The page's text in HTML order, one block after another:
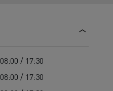
Managementul flotei și al
Cursuri pentru șoferi
Feldschlösschen - Carlsberg
08:00 / 17:30
08:00 / 17:30